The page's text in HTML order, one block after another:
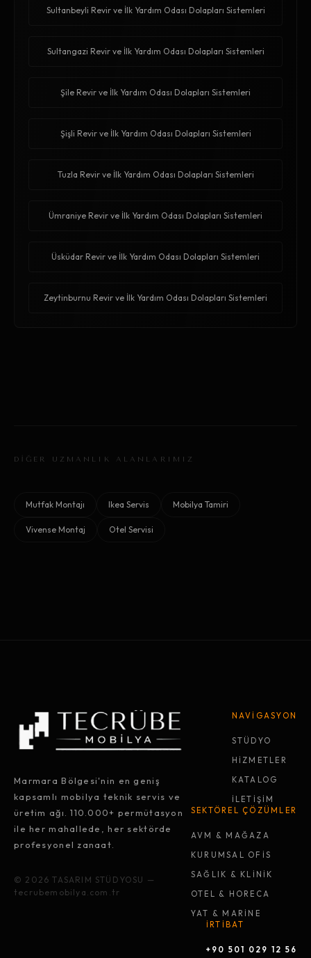
Sultanbeyli Revir ve İlk Yardım Odası Dolapları Sistemleri
Sultangazi Revir ve İlk Yardım Odası Dolapları Sistemleri
Şile Revir ve İlk Yardım Odası Dolapları Sistemleri
Şişli Revir ve İlk Yardım Odası Dolapları Sistemleri
Tuzla Revir ve İlk Yardım Odası Dolapları Sistemleri
Ümraniye Revir ve İlk Yardım Odası Dolapları Sistemleri
Üsküdar Revir ve İlk Yardım Odası Dolapları Sistemleri
Zeytinburnu Revir ve İlk Yardım Odası Dolapları Sistemleri
DİĞER UZMANLIK ALANLARIMIZ
Mutfak Montajı Ikea Servis Mobilya Tamiri
Vivense Montaj Otel Servisi
Marmara Bölgesi'nin en geniş
kapsamlı mobilya teknik servis ve
üretim ağı. 110.000+ permütasyon
ile her mahallede, her sektörde
profesyonel zanaat.
© 2026 TASARIM STÜDYOSU —
tecrubemobilya.com.tr
NAVİGASYON
STÜDYO
HİZMETLER
KATALOG
İLETİŞİM
SEKTÖREL ÇÖZÜMLER
AVM & MAĞAZA
KURUMSAL OFİS
SAĞLIK & KLİNİK
OTEL & HORECA
YAT & MARİNE
İRTİBAT
+90 501 029 12 56